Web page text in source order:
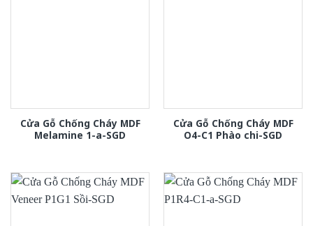
Cửa Gỗ Chống Cháy MDF
Melamine 1-a-SGD
Cửa Gỗ Chống Cháy MDF
O4-C1 Phào chi-SGD